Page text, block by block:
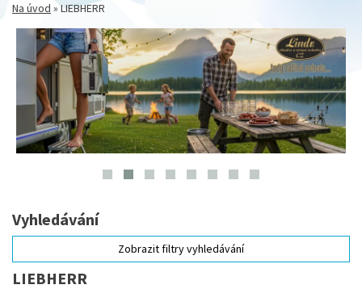
Na úvod »LIEBHERR
Vyhledávání
Zobrazit filtry vyhledávání
LIEBHERR